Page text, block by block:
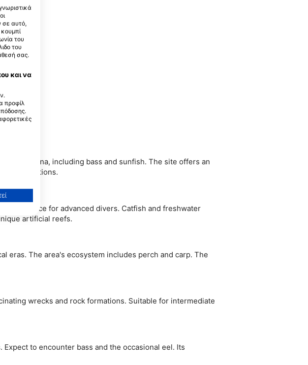
and fauna, including bass and sunfish. The site offers an
formations.
experience for advanced divers. Catfish and freshwater
artificial reefs.
eras. The area's ecosystem includes perch and carp. The
wrecks and rock formations. Suitable for intermediate
to encounter bass and the occasional eel. Its
σε αυτό,
κουμπί
του
του
σας.
και να
προφίλ